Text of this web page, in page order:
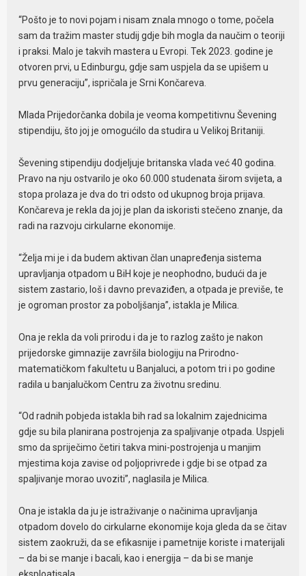
“Pošto je to novi pojam i nisam znala mnogo o tome, počela
sam da tražim master studij gdje bih mogla da naučim o teoriji
i praksi. Malo je takvih mastera u Evropi. Tek 2023. godine je
otvoren prvi, u Edinburgu, gdje sam uspjela da se upišem u
prvu generaciju”, ispričala je Srni Končareva.
Mlada Prijedorčanka dobila je veoma kompetitivnu Ševening
stipendiju, što joj je omogućilo da studira u Velikoj Britaniji.
Ševening stipendiju dodjeljuje britanska vlada već 40 godina.
Pravo na nju ostvarilo je oko 60.000 studenata širom svijeta, a
stopa prolaza je dva do tri odsto od ukupnog broja prijava.
Končareva je rekla da joj je plan da iskoristi stečeno znanje, da
radi na razvoju cirkularne ekonomije.
“Želja mi je i da budem aktivan član unapređenja sistema
upravljanja otpadom u BiH koje je neophodno, budući da je
sistem zastario, loš i davno prevaziđen, a otpada je previše, te
je ogroman prostor za poboljšanja”, istakla je Milica.
Ona je rekla da voli prirodu i da je to razlog zašto je nakon
prijedorske gimnazije završila biologiju na Prirodno-
matematičkom fakultetu u Banjaluci, a potom tri i po godine
radila u banjalučkom Centru za životnu sredinu.
“Od radnih pobjeda istakla bih rad sa lokalnim zajednicima
gdje su bila planirana postrojenja za spaljivanje otpada. Uspjeli
smo da spriječimo četiri takva mini-postrojenja u manjim
mjestima koja zavise od poljoprivrede i gdje bi se otpad za
spaljivanje morao uvoziti”, naglasila je Milica.
Ona je istakla da ju je istraživanje o načinima upravljanja
otpadom dovelo do cirkularne ekonomije koja gleda da se čitav
sistem zaokruži, da se efikasnije i pametnije koriste i materijali
– da bi se manje i bacali, kao i energija – da bi se manje